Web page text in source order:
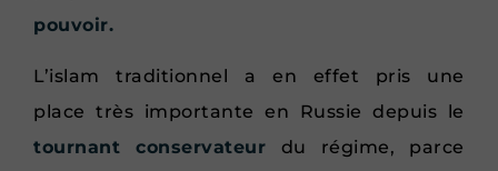
pouvoir.
L’islam traditionnel a en effet pris une
place très importante en Russie depuis le
tournant conservateur du régime, parce